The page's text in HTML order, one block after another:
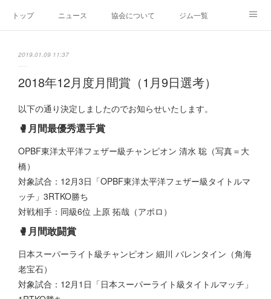
トップ ニュース 協会について ジム一覧
2019.01.09 11:37
2018年12月度月間賞（1月9日選考）
以下の通り決定しましたのでお知らせいたします。
🥊月間最優秀選手賞
OPBF東洋太平洋フェザー級チャンピオン 清水 聡（写真＝大
橋）
対象試合：12月3日「OPBF東洋太平洋フェザー級タイトルマ
ッチ」3RTKO勝ち
対戦相手：同級6位 上原 拓哉（アポロ）
🥊月間敢闘賞
日本スーパーライト級チャンピオン 細川 バレンタイン（角海
老宝石）
対象試合：12月1日「日本スーパーライト級タイトルマッチ」